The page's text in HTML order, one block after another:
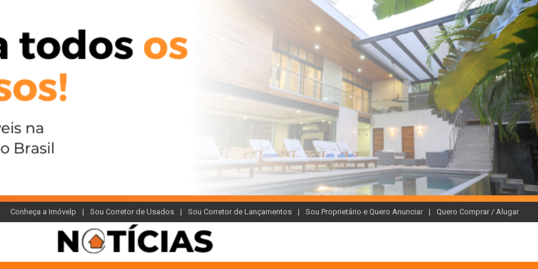
Conheça a Imóvelp Sou Corretor de Usados Sou Corretor de Lançamentos Sou Proprietário e Quero Anunciar Quero Comprar / Alugar